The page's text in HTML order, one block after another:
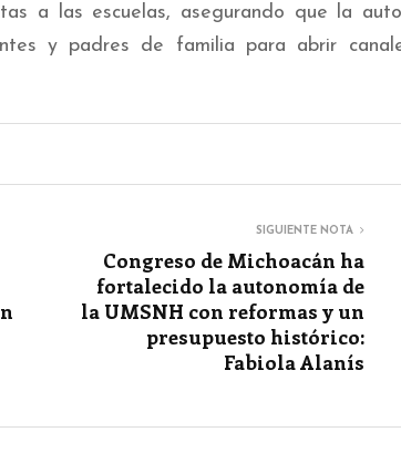
a las escuelas, asegurando que la
y padres de familia para abrir
SIGUIENTE NOTA
Congreso de Michoacán ha
fortalecido la autonomía de
la UMSNH con reformas y un
presupuesto histórico:
Fabiola Alanís